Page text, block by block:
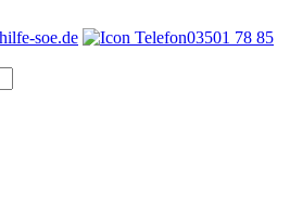
soe.de
03501 78 85